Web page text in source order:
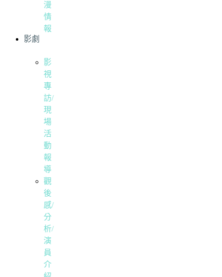
漫
情
報
影劇
影
視
專
訪/
現
場
活
動
報
導
觀
後
感/
分
析/
演
員
介